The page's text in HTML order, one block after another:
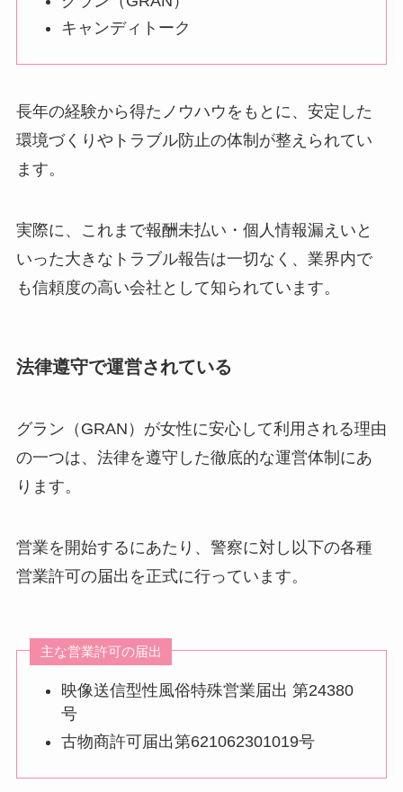
キャンディトーク
長年の経験から得たノウハウをもとに、安定した
環境づくりやトラブル防止の体制が整えられてい
ます。
実際に、これまで報酬未払い・個人情報漏えいと
いった大きなトラブル報告は一切なく、業界内で
も信頼度の高い会社として知られています。
法律遵守で運営されている
グラン（GRAN）が女性に安心して利用される理由
の一つは、法律を遵守した徹底的な運営体制にあ
ります。
営業を開始するにあたり、警察に対し以下の各種
営業許可の届出を正式に行っています。
主な営業許可の届出
映像送信型性風俗特殊営業届出 第24380
号
古物商許可届出第621062301019号